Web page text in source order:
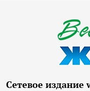
Сетевое издание